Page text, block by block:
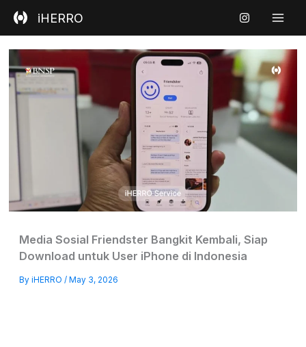
iHERRO
Media Sosial Friendster Bangkit Kembali, Siap
Download untuk User iPhone di Indonesia
By iHERRO / May 3, 2026